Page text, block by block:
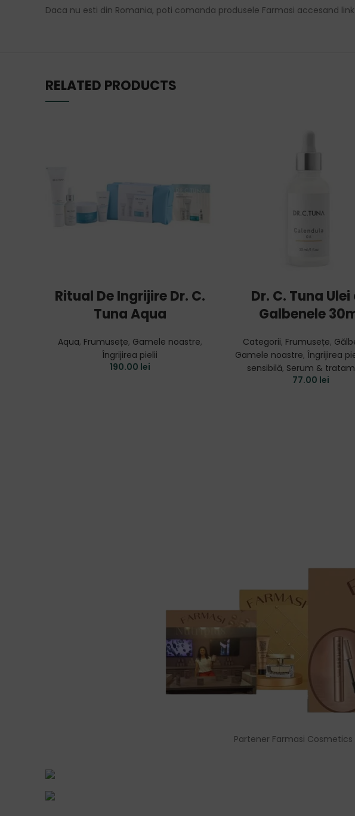
Daca nu esti din Romania, poti comanda produsele Farmasi accesand
RELATED PRODUCTS
ADD TO CART
Ritual De Ingrijire Dr. C.
Tuna Aqua
Aqua, Frumusețe, Gamele noastre,
Îngrijirea pielii
190.00 lei
Dr. C. Tuna Ulei
Galbenele
Categorii, Frumusețe,
Gamele noastre, Îngrijirea
sensibilă, Serum &
77.00 lei
Partener Farmasi